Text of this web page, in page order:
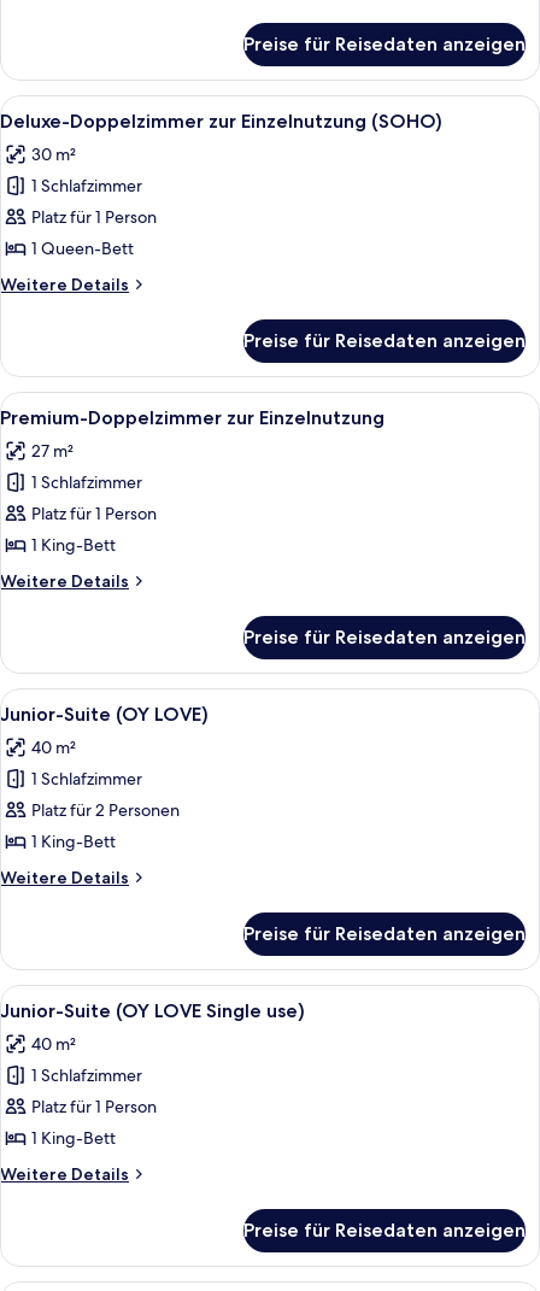
Doppelzimmer
(SOHO)
Preise für Reisedaten anzeigen
Alle
Fotos
für
Deluxe-
Doppelzimmer
zur
Einzelnutzung
(SOHO)
Hochwertige Bettwaren, Betten mit
4
Deluxe-Doppelzimmer zur Einzelnutzung (SOHO)
30 m²
1 Schlafzimmer
Platz für 1 Person
1 Queen-Bett
Weitere Details
Weitere
Doppelzimmer
zur
Einzelnutzung
Preise für Reisedaten anzeigen
Alle
Fotos
für
Premium-
Doppelzimmer
zur
Einzelnutzung
anzeigen
Hochwertige Bettwaren, Betten mit
4
Premium-Doppelzimmer zur Einzelnutzung
27 m²
1 Schlafzimmer
Platz für 1 Person
1 King-Bett
Weitere Details
Weitere
Doppelzimmer
zur
Einzelnutzung
Preise für Reisedaten anzeigen
Alle
Fotos
für
Junior-
Suite
(OY
LOVE)
anzeigen
Hochwertige Bettwaren, Betten mit
5
Junior-Suite (OY LOVE)
40 m²
1 Schlafzimmer
Platz für 2 Personen
1 King-Bett
Weitere Details
Weitere
Suite
(OY
LOVE)
Preise für Reisedaten anzeigen
Alle
Fotos
für
Junior-
Suite
(OY
LOVE
Single
anzeigen
Hochwertige Bettwaren, Betten mit
5
Junior-Suite (OY LOVE Single use)
40 m²
1 Schlafzimmer
Platz für 1 Person
1 King-Bett
Weitere Details
Weitere
Suite
(OY
Preise für Reisedaten anzeigen